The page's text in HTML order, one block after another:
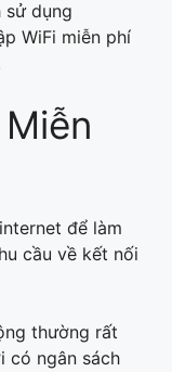
sử dụng
WiFi miễn phí
để làm
cầu về kết nối
thường rất
có ngân sách